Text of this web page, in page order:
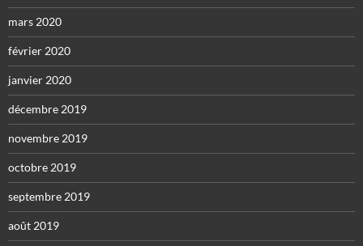
mars 2020
février 2020
janvier 2020
décembre 2019
novembre 2019
octobre 2019
septembre 2019
août 2019